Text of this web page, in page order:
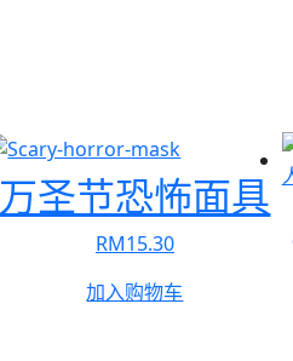
万圣节恐怖面具
RM15.30
加入购物车